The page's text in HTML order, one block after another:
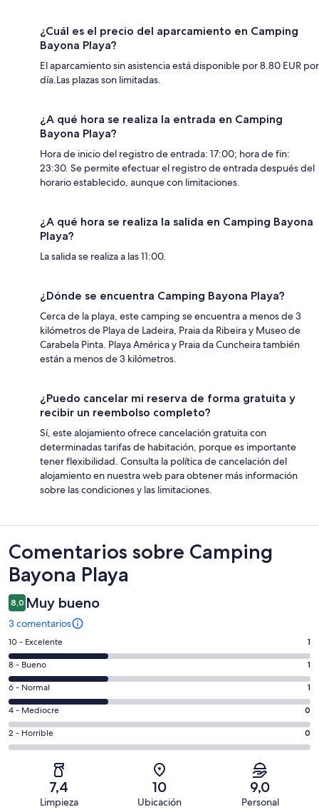
¿Cuál es el precio del aparcamiento en Camping
Bayona Playa?
El aparcamiento sin asistencia está disponible por 8.80 EUR por
día.Las plazas son limitadas.
¿A qué hora se realiza la entrada en Camping
Bayona Playa?
Hora de inicio del registro de entrada: 17:00; hora de fin:
23:30. Se permite efectuar el registro de entrada después del
horario establecido, aunque con limitaciones.
¿A qué hora se realiza la salida en Camping Bayona
Playa?
La salida se realiza a las 11:00.
¿Dónde se encuentra Camping Bayona Playa?
Cerca de la playa, este camping se encuentra a menos de 3
kilómetros de Playa de Ladeira, Praia da Ribeira y Museo de
Carabela Pinta. Playa América y Praia da Cuncheira también
están a menos de 3 kilómetros.
¿Puedo cancelar mi reserva de forma gratuita y
recibir un reembolso completo?
Sí, este alojamiento ofrece cancelación gratuita con
determinadas tarifas de habitación, porque es importante
tener flexibilidad. Consulta la política de cancelación del
alojamiento en nuestra web para obtener más información
sobre las condiciones y las limitaciones.
Comentarios
Comentarios sobre Camping
Bayona Playa
8,0 Muy bueno
3 comentarios
1
comentarios
de
un
total
de
3
con
puntuación
10 - Excelente 1
1
comentarios
de
un
total
de
puntuación
8 - Bueno 1
1
comentarios
de
un
total
6 - Normal 1
0
comentarios
de
4 - Mediocre 0
0
comentarios
2 - Horrible 0
7,4
Limpieza
10
Ubicación
9,0
Personal